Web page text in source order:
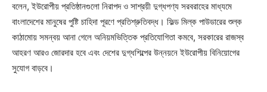
বলেন, ইউরোপীয় প্রতিষ্ঠানগুলো নিরাপদ ও সাশ্রয়ী দুগ্ধপণ্য সরবরাহের মাধ্যমে
বাংলাদেশের মানুষের পুষ্টি চাহিদা পূরণে প্রতিশ্রুতিবদ্ধ। ফিল্ড মিল্ক পাউডারের শুল্ক
কাঠামোয় সমন্বয় আনা গেলে অনিয়মভিত্তিক প্রতিযোগিতা কমবে, সরকারের রাজস্ব
আহরণ আরও জোরদার হবে এবং দেশের দুগ্ধশিল্পের উন্নয়নে ইউরোপীয় বিনিয়োগের
সুযোগ বাড়বে।